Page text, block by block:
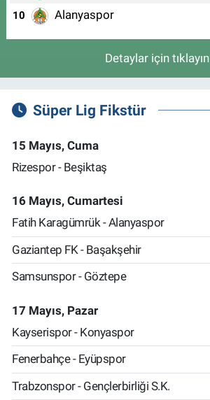
10 Alanyaspor
Detaylar için tıklayın
Süper Lig Fikstür
15 Mayıs, Cuma
Rizespor - Beşiktaş
16 Mayıs, Cumartesi
Fatih Karagümrük - Alanyaspor
Gaziantep FK - Başakşehir
Samsunspor - Göztepe
17 Mayıs, Pazar
Kayserispor - Konyaspor
Fenerbahçe - Eyüpspor
Trabzonspor - Gençlerbirliği S.K.